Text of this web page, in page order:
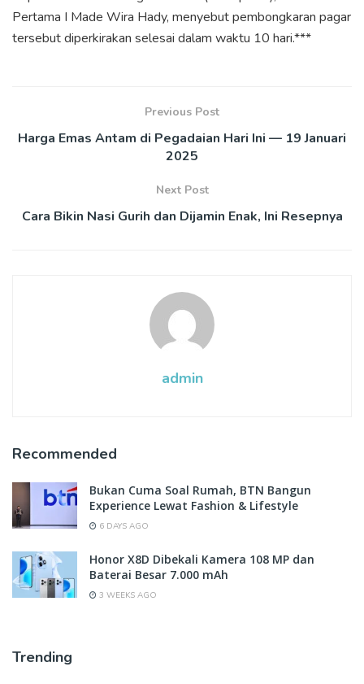
Pertama I Made Wira Hady, menyebut pembongkaran pagar
tersebut diperkirakan selesai dalam waktu 10 hari.***
Previous Post
Harga Emas Antam di Pegadaian Hari Ini — 19 Januari
2025
Next Post
Cara Bikin Nasi Gurih dan Dijamin Enak, Ini Resepnya
admin
Recommended
Bukan Cuma Soal Rumah, BTN Bangun
Experience Lewat Fashion & Lifestyle
6 DAYS AGO
Honor X8D Dibekali Kamera 108 MP dan
Baterai Besar 7.000 mAh
3 WEEKS AGO
Trending